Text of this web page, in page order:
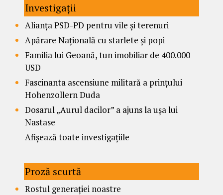
Investigații
Alianța PSD-PD pentru vile și terenuri
Apărare Națională cu starlete și popi
Familia lui Geoană, tun imobiliar de 400.000
USD
Fascinanta ascensiune militară a prințului
Hohenzollern Duda
Dosarul „Aurul dacilor” a ajuns la ușa lui
Nastase
Afișează toate investigațiile
Proză scurtă
Rostul generației noastre